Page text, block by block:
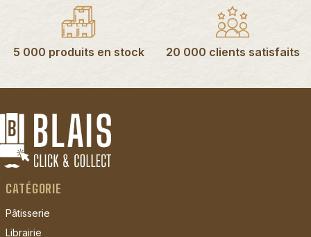
5 000 produits en stock 20 000 clients satisfaits
CATÉGORIE
Pâtisserie
Librairie